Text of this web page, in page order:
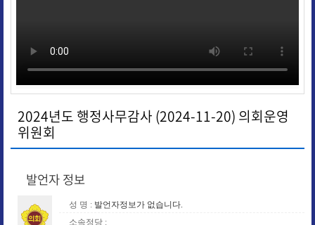
2024년도 행정사무감사 (2024-11-20) 의회운영
위원회
발언자 정보
성 명 : 발언자정보가 없습니다.
소속정당 :